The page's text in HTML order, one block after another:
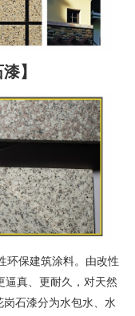
】
保建筑涂料。由改性
逼真、更耐久，对天然
石漆分为水包水、水